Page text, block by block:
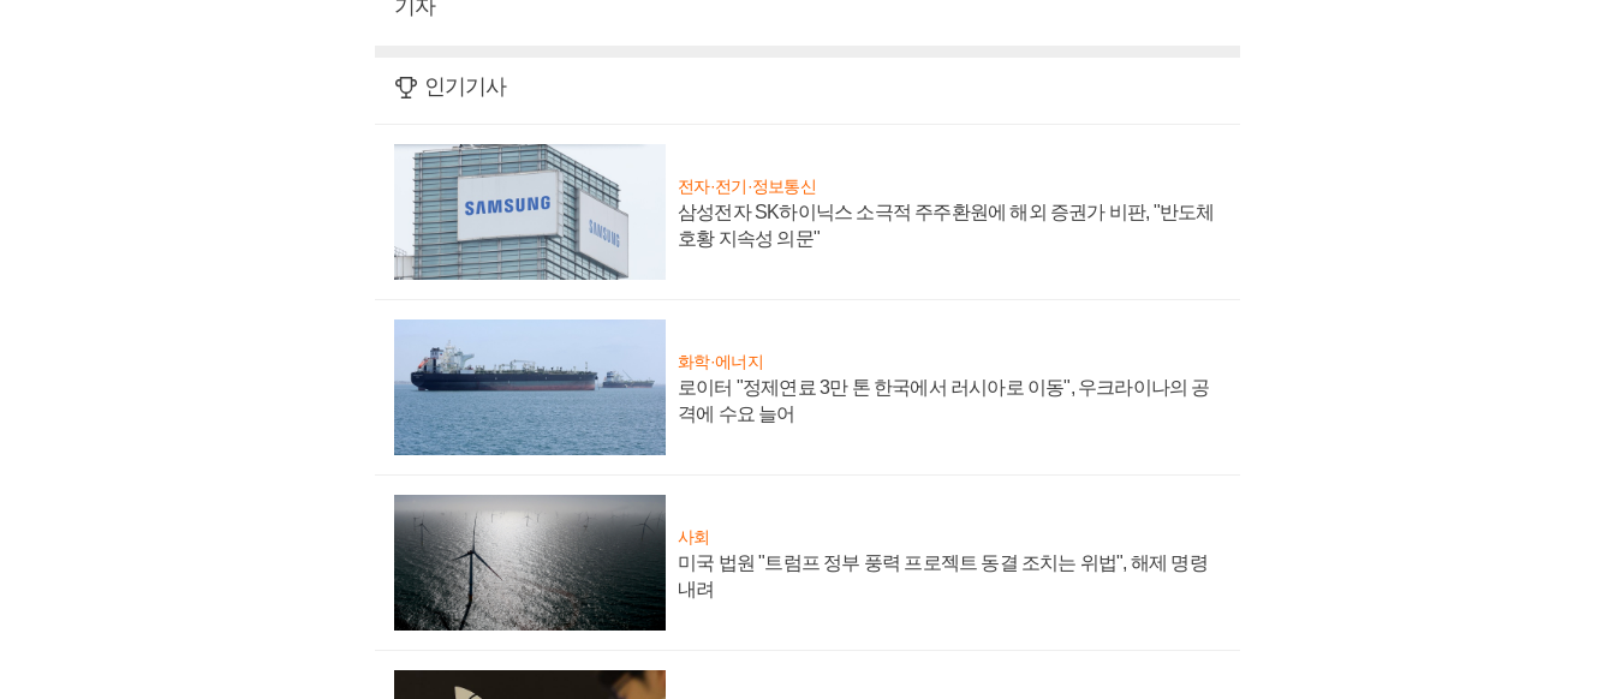
기자
인기기사
전자·전기·정보통신
삼성전자 SK하이닉스 소극적 주주환원에 해외 증권가 비판, "반도체
호황 지속성 의문"
화학·에너지
로이터 "정제연료 3만 톤 한국에서 러시아로 이동", 우크라이나의 공
격에 수요 늘어
사회
미국 법원 "트럼프 정부 풍력 프로젝트 동결 조치는 위법", 해제 명령
내려